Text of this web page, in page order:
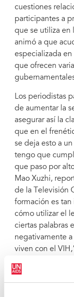
cuestiones
participantes a
que se utiliza en
animó a que
especializada
que ofrecen
Los periodistas
de aumentar la
asegurar así la
que en el
se deja esto a
tengo que
que paso por
Mao Xuzhi,
de la Televisión
formación es tan
cómo utilizar el
ciertas palabras
negativamente
viven con el
Sida: un agente